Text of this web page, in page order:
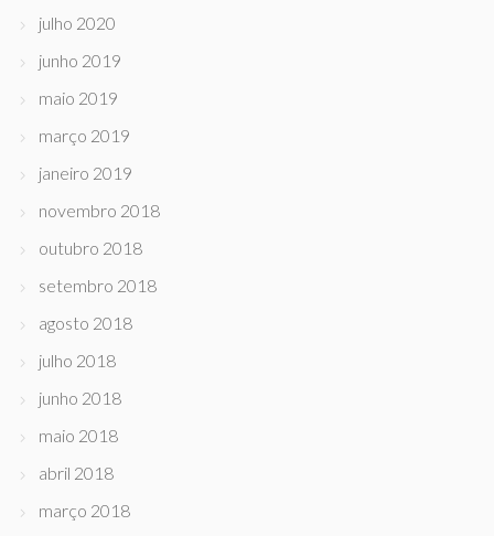
julho 2020
junho 2019
maio 2019
março 2019
janeiro 2019
novembro 2018
outubro 2018
setembro 2018
agosto 2018
julho 2018
junho 2018
maio 2018
abril 2018
março 2018